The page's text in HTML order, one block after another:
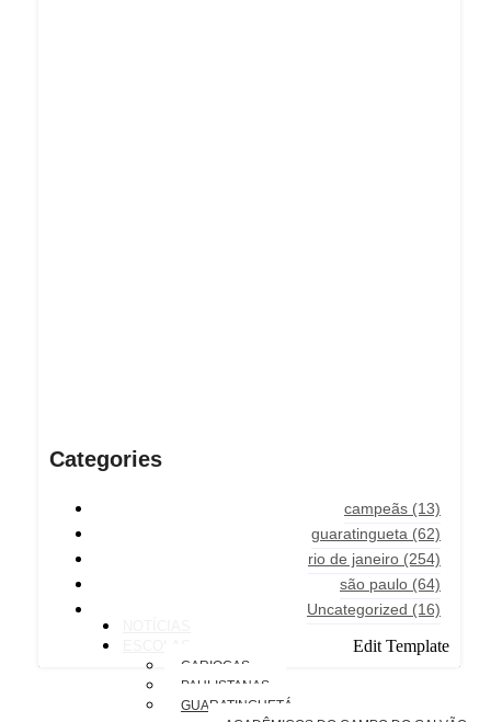
Categories
campeãs (13)
guaratingueta (62)
rio de janeiro (254)
são paulo (64)
Uncategorized (16)
Edit Template
CARIOCAS
PAULISTANAS
GUARATINGUETÁ